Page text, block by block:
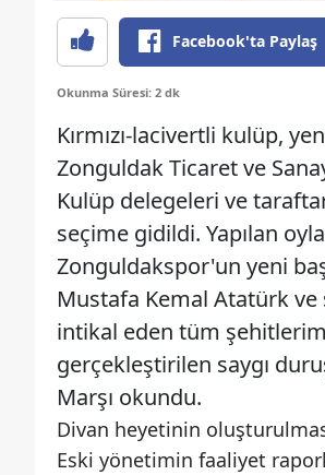
Facebook'ta Paylaş
Okunma Süresi: 2 dk
Kırmızı-lacivertli kulüp,
Zonguldak Ticaret ve
Kulüp delegeleri ve
seçime gidildi. Yapılan
Zonguldakspor'un yeni
Mustafa Kemal Atatürk
intikal eden tüm
gerçekleştirilen saygı
Marşı okundu.
Divan heyetinin
Eski yönetimin faaliyet